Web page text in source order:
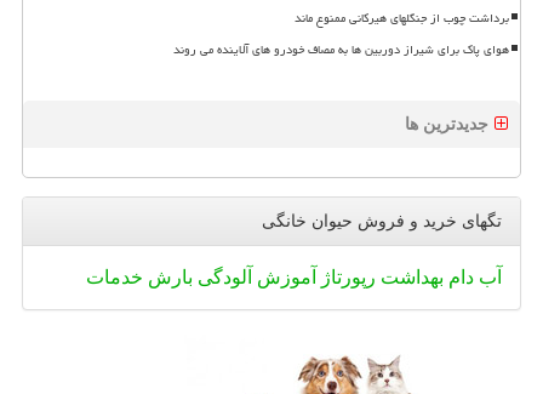
برداشت چوب از جنگلهای هیرکانی ممنوع ماند
هوای پاک برای شیراز دوربین ها به مصاف خودرو های آلاینده می روند
جدیدترین ها
تگهای خرید و فروش حیوان خانگی
آب دام بهداشت رپورتاژ آموزش آلودگی بارش خدمات